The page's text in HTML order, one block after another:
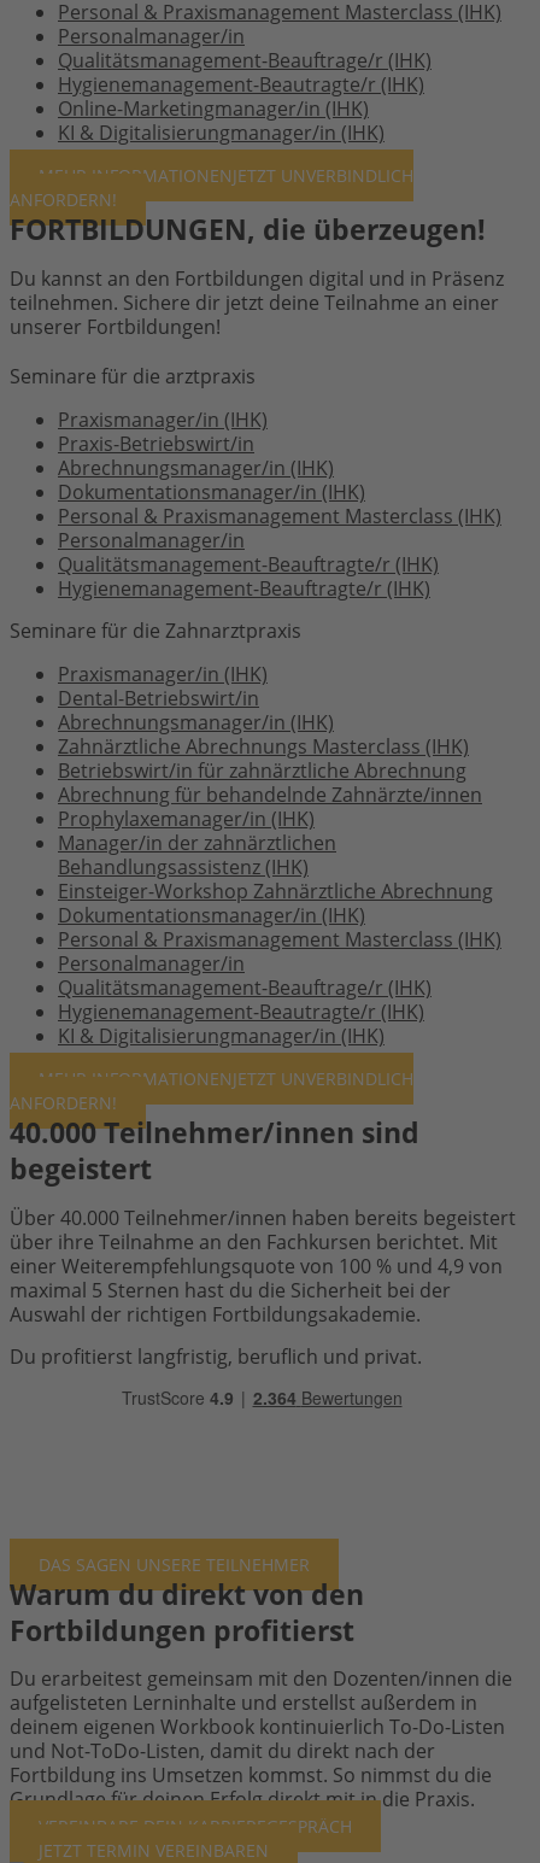
Personal & Praxismanagement Masterclass (IHK)
Personalmanager/in
Qualitätsmanagement-Beauftrage/r (IHK)
Hygienemanagement-Beautragte/r (IHK)
Online-Marketingmanager/in (IHK)
KI & Digitalisierungmanager/in (IHK)
MEHR INFORMATIONENJETZT UNVERBINDLICH
ANFORDERN!
FORTBILDUNGEN, die überzeugen!
Du kannst an den Fortbildungen digital und in Präsenz
teilnehmen. Sichere dir jetzt deine Teilnahme an einer
unserer Fortbildungen!
Seminare für die arztpraxis
Praxismanager/in (IHK)
Praxis-Betriebswirt/in
Abrechnungsmanager/in (IHK)
Dokumentationsmanager/in (IHK)
Personal & Praxismanagement Masterclass (IHK)
Personalmanager/in
Qualitätsmanagement-Beauftragte/r (IHK)
Hygienemanagement-Beauftragte/r (IHK)
Seminare für die Zahnarztpraxis
Praxismanager/in (IHK)
Dental-Betriebswirt/in
Abrechnungsmanager/in (IHK)
Zahnärztliche Abrechnungs Masterclass (IHK)
Betriebswirt/in für zahnärztliche Abrechnung
Abrechnung für behandelnde Zahnärzte/innen
Prophylaxemanager/in (IHK)
Manager/in der zahnärztlichen
Behandlungsassistenz (IHK)
Einsteiger-Workshop Zahnärztliche Abrechnung
Dokumentationsmanager/in (IHK)
Personal & Praxismanagement Masterclass (IHK)
Personalmanager/in
Qualitätsmanagement-Beauftrage/r (IHK)
Hygienemanagement-Beautragte/r (IHK)
KI & Digitalisierungmanager/in (IHK)
MEHR INFORMATIONENJETZT UNVERBINDLICH
ANFORDERN!
40.000 Teilnehmer/innen sind
begeistert
Über 40.000 Teilnehmer/innen haben bereits begeistert
über ihre Teilnahme an den Fachkursen berichtet. Mit
einer Weiterempfehlungsquote von 100 % und 4,9 von
maximal 5 Sternen hast du die Sicherheit bei der
Auswahl der richtigen Fortbildungsakademie.
Du profitierst langfristig, beruflich und privat.
DAS SAGEN UNSERE TEILNEHMER
Warum du direkt von den
Fortbildungen profitierst
Du erarbeitest gemeinsam mit den Dozenten/innen die
aufgelisteten Lerninhalte und erstellst außerdem in
deinem eigenen Workbook kontinuierlich To-Do-Listen
und Not-ToDo-Listen, damit du direkt nach der
Fortbildung ins Umsetzen kommst. So nimmst du die
Grundlage für deinen Erfolg direkt mit in die Praxis.
VEREINBARE DEIN KARRIEREGESPRÄCH
JETZT TERMIN VEREINBAREN